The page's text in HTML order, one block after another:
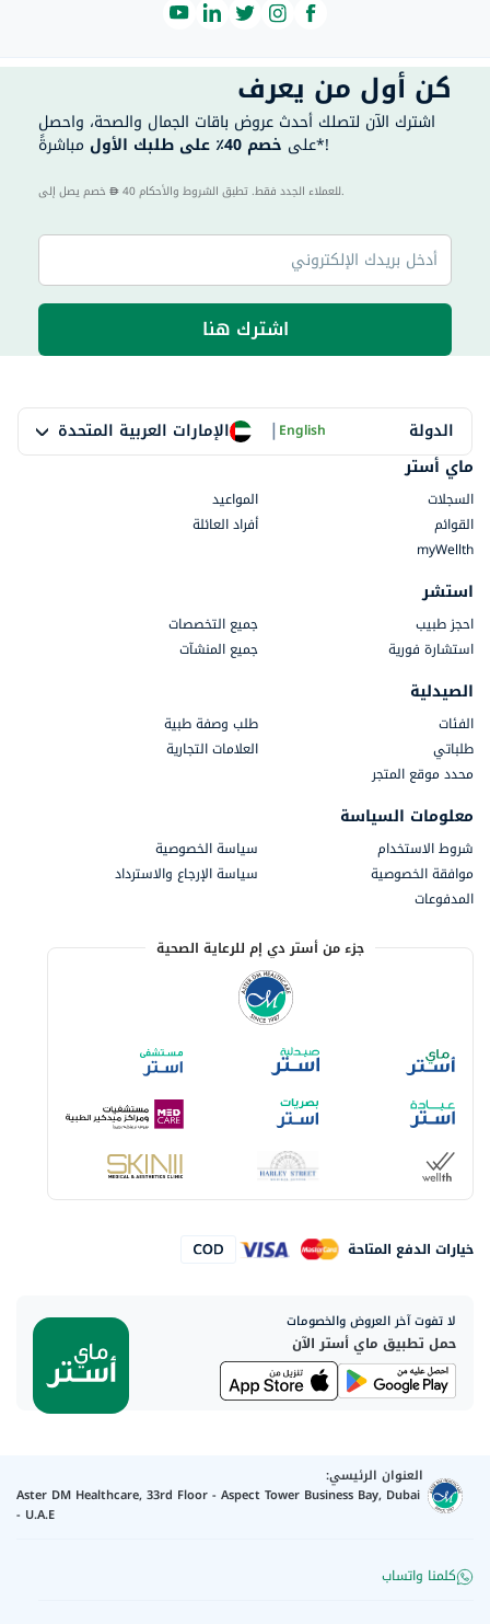
كن أول من يعرف
اشترك الآن لتصلك أحدث عروض باقات الجمال والصحة، واحصل
على خصم 40٪ على طلبك الأول مباشرةً*!
40 للعملاء الجدد فقط. تطبق الشروط والأحكام.
اشترك هنا
الدولة الإمارات العربية المتحدة |English
ماي أستر
السجلات
المواعيد
القوائم
أفراد العائلة
myWellth
استشر
احجز طبيب
جميع التخصصات
استشارة فورية
جميع المنشآت
الصيدلية
الفئات
طلب وصفة طبية
طلباتي
العلامات التجارية
محدد موقع المتجر
معلومات السياسة
شروط الاستخدام
سياسة الخصوصية
موافقة الخصوصية
سياسة الإرجاع والاسترداد
المدفوعات
جزء من أستر دي إم للرعاية الصحية
خيارات الدفع المتاحة
لا تفوت آخر العروض والخصومات
حمل تطبيق ماي أستر الآن
العنوان الرئيسي:
Aster DM Healthcare, 33rd Floor - Aspect Tower Business Bay, Dubai
- U.A.E
كلمنا واتساب